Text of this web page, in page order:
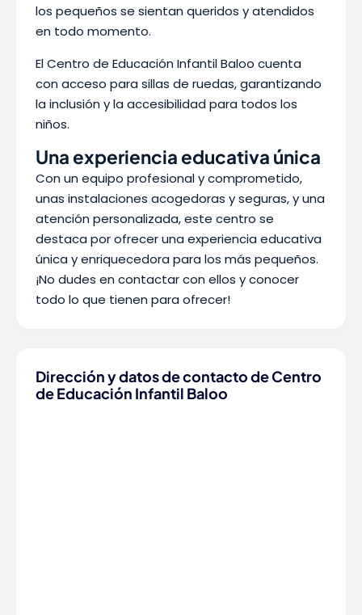
los pequeños se sientan queridos y atendidos
en todo momento.
El Centro de Educación Infantil Baloo cuenta
con acceso para sillas de ruedas, garantizando
la inclusión y la accesibilidad para todos los
niños.
Una experiencia educativa única
Con un equipo profesional y comprometido,
unas instalaciones acogedoras y seguras, y una
atención personalizada, este centro se
destaca por ofrecer una experiencia educativa
única y enriquecedora para los más pequeños.
¡No dudes en contactar con ellos y conocer
todo lo que tienen para ofrecer!
Dirección y datos de contacto de Centro
de Educación Infantil Baloo